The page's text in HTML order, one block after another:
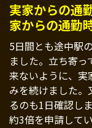
実家からの通
家からの通勤
5日間とも途中駅
ました。立ち寄
来ないように、実
みを続けました
るのも1日確認し
約3倍を申請して